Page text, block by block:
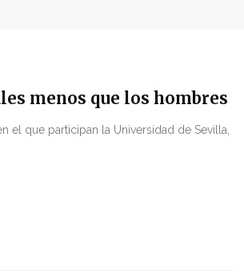
menos que los hombres
el que participan la Universidad de Sevilla,